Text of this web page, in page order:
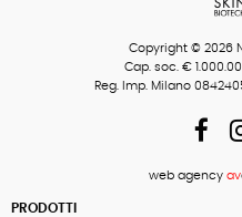
Copyright © 2026
Cap. soc. €
Reg. Imp. Milano
web agency av
PRODOTTI